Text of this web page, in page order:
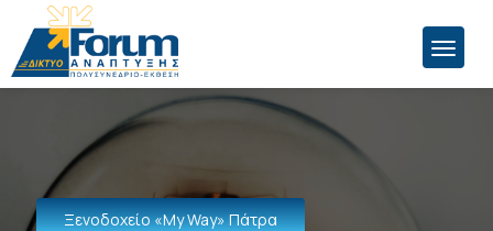
Ξενοδοχείο «Μy Way» Πάτρα